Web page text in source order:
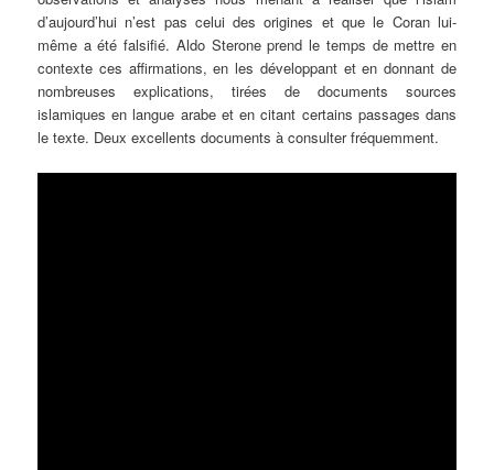
d’aujourd’hui n’est pas celui des origines et que le Coran lui-
même a été falsifié. Aldo Sterone prend le temps de mettre en
contexte ces affirmations, en les développant et en donnant de
nombreuses explications, tirées de documents sources
islamiques en langue arabe et en citant certains passages dans
le texte. Deux excellents documents à consulter fréquemment.